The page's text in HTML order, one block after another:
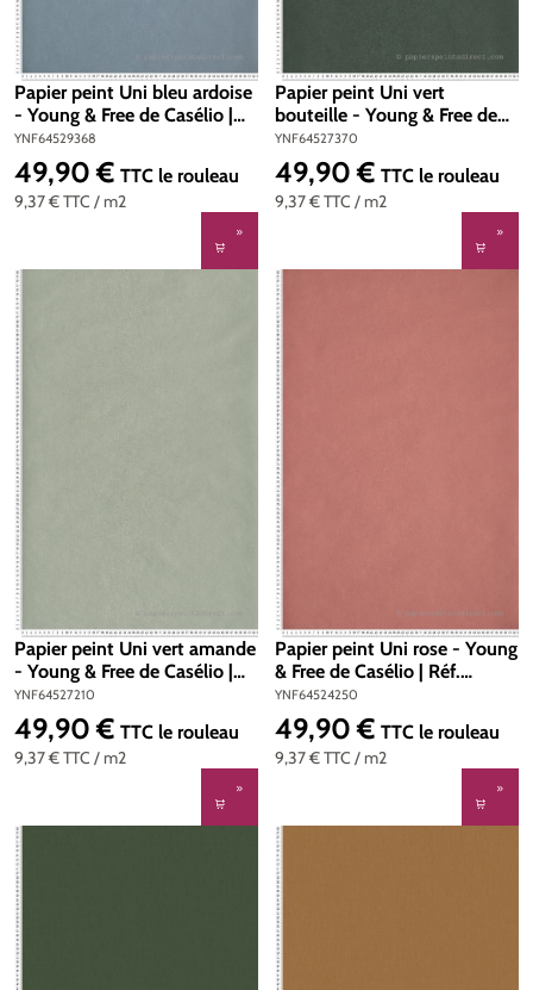
Papier peint Uni bleu ardoise
- Young & Free de Casélio |
Réf. YNF64529368
YNF64529368
9,37 €TTC / m2
Prix régulier :
49,90 € TTC le rouleau
Papier peint Uni vert
bouteille - Young & Free de
Casélio | Réf. YNF64527370
YNF64527370
9,37 €TTC / m2
Prix régulier :
49,90 € TTC le rouleau
Papier peint Uni vert amande
- Young & Free de Casélio |
Réf. YNF64527210
YNF64527210
9,37 €TTC / m2
Prix régulier :
49,90 € TTC le rouleau
Papier peint Uni rose - Young
& Free de Casélio | Réf.
YNF64524250
YNF64524250
9,37 €TTC / m2
Prix régulier :
49,90 € TTC le rouleau